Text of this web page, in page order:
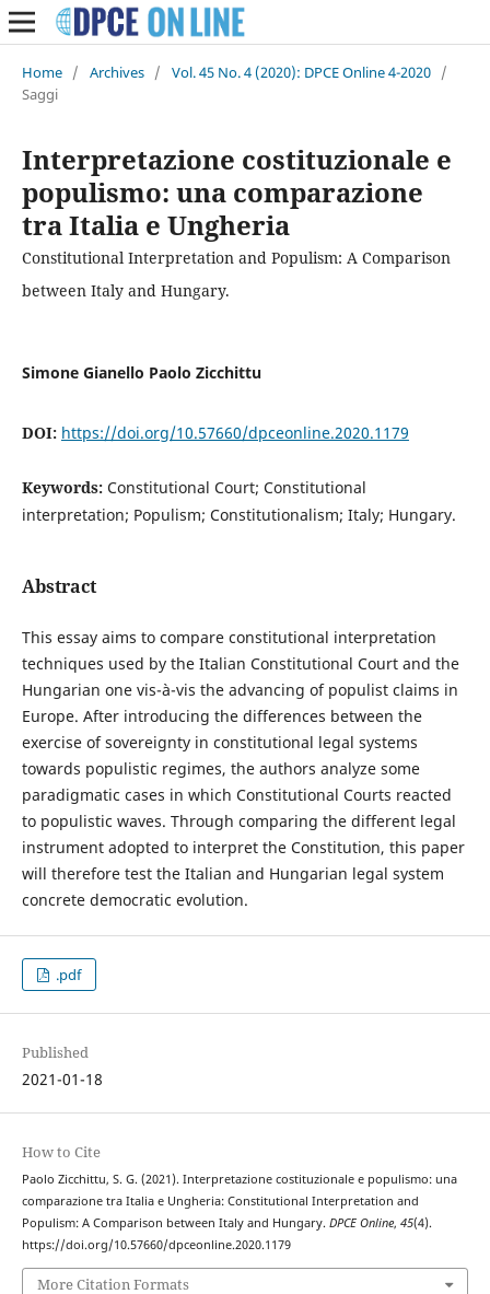
Home / Archives / Vol. 45 No. 4 (2020): DPCE Online 4-2020 /
Saggi
Interpretazione costituzionale e
populismo: una comparazione
tra Italia e Ungheria
Constitutional Interpretation and Populism: A Comparison
between Italy and Hungary.
Simone Gianello Paolo Zicchittu
DOI: https://doi.org/10.57660/dpceonline.2020.1179
Keywords: Constitutional Court; Constitutional
interpretation; Populism; Constitutionalism; Italy; Hungary.
Abstract
This essay aims to compare constitutional interpretation
techniques used by the Italian Constitutional Court and the
Hungarian one vis-à-vis the advancing of populist claims in
Europe. After introducing the differences between the
exercise of sovereignty in constitutional legal systems
towards populistic regimes, the authors analyze some
paradigmatic cases in which Constitutional Courts reacted
to populistic waves. Through comparing the different legal
instrument adopted to interpret the Constitution, this paper
will therefore test the Italian and Hungarian legal system
concrete democratic evolution.
.pdf
Published
2021-01-18
How to Cite
Paolo Zicchittu, S. G. (2021). Interpretazione costituzionale e populismo: una
comparazione tra Italia e Ungheria: Constitutional Interpretation and
Populism: A Comparison between Italy and Hungary. DPCE Online, 45(4).
https://doi.org/10.57660/dpceonline.2020.1179
More Citation Formats